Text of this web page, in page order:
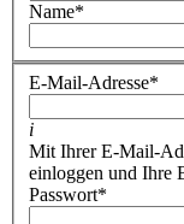
Name*
E-Mail-Adresse*
i
Mit Ihrer E-Mail-
einloggen und Ihre
Passwort*